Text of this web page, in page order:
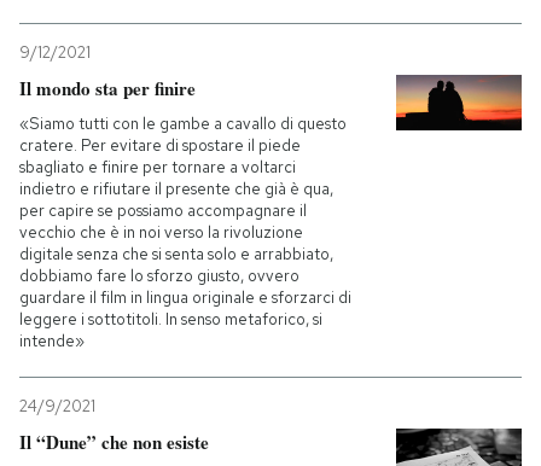
9/12/2021
Il mondo sta per finire
«Siamo tutti con le gambe a cavallo di questo
cratere. Per evitare di spostare il piede
sbagliato e finire per tornare a voltarci
indietro e rifiutare il presente che già è qua,
per capire se possiamo accompagnare il
vecchio che è in noi verso la rivoluzione
digitale senza che si senta solo e arrabbiato,
dobbiamo fare lo sforzo giusto, ovvero
guardare il film in lingua originale e sforzarci di
leggere i sottotitoli. In senso metaforico, si
intende»
24/9/2021
Il “Dune” che non esiste